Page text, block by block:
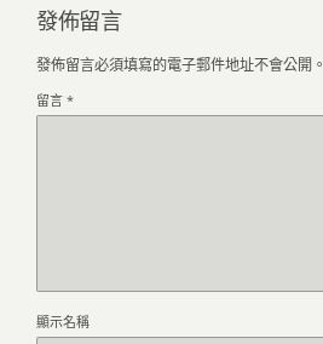
發佈留言
發佈留言必須填寫的電子郵件地址不會公開。
留言 *
顯示名稱